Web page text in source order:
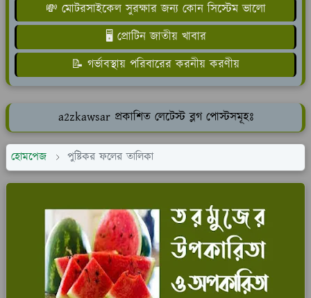
💸 মোটরসাইকেল সুরক্ষার জন্য কোন সিস্টেম ভালো
🖥️ প্রোটিন জাতীয় খাবার
📝 গর্ভাবস্থায় পরিবারের করনীয় করণীয়
a2zkawsar প্রকাশিত লেটেস্ট ব্লগ পোস্টসমূহঃ
হোমপেজ পুষ্টিকর ফলের তালিকা